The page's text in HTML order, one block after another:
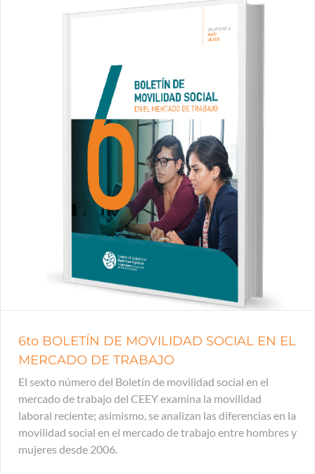
6to BOLETÍN DE MOVILIDAD SOCIAL EN EL
MERCADO DE TRABAJO
El sexto número del Boletín de movilidad social en el
mercado de trabajo del CEEY examina la movilidad
laboral reciente; asimismo, se analizan las diferencias en la
movilidad social en el mercado de trabajo entre hombres y
mujeres desde 2006.